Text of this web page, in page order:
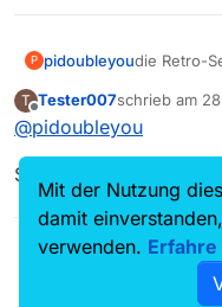
P pidoubleyoudie Retro-
Wenn
melden.
T
Offline
Tester007schrieb am
zuletzt
@pidoubleyou
Super, vielen Dank!
Mit der Nutzung
damit
verwenden.